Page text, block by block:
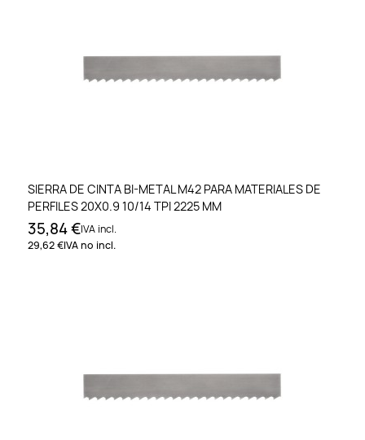
SIERRA DE CINTA BI-METAL M42 PARA MATERIALES DE
PERFILES 20X0.9 10/14 TPI 2225 MM
35,84 €IVA incl.
29,62 €IVA no incl.